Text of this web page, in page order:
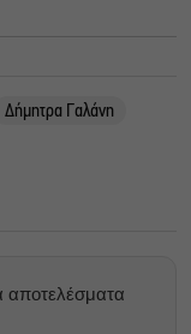
Δήμητρα Γαλάνη
αποτελέσματα